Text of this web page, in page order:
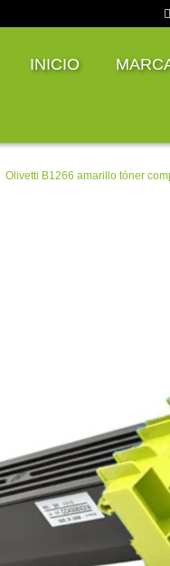
INICIO
Olivetti B1266 amarillo tóner